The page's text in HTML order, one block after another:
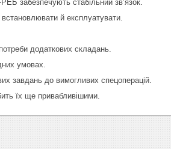
забезпечують стабільний зв’язок.
й експлуатувати.
додаткових складань.
умовах.
завдань до вимогливих спецоперацій.
їх ще привабливішими.